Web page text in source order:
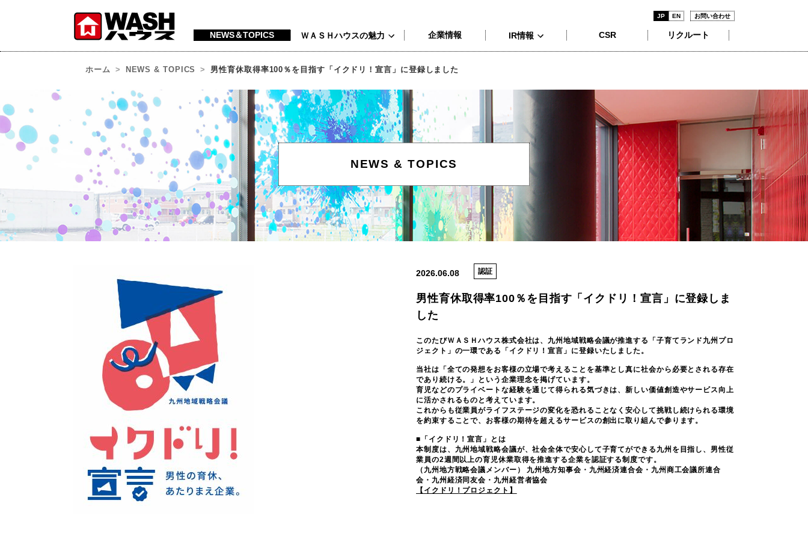
JP EN お問い合わせ
NEWS＆TOPICS ＷＡＳＨハウスの魅力 企業情報 IR情報 CSR リクルート
ホーム NEWS & TOPICS 男性育休取得率100％を目指す「イクドリ！宣言」に登録しました
NEWS & TOPICS
2026.06.08 認証
男性育休取得率100％を目指す「イクドリ！宣言」に登録しま
した
このたびＷＡＳＨハウス株式会社は、九州地域戦略会議が推進する「子育てランド九州プロ
ジェクト」の一環である「イクドリ！宣言」に登録いたしました。
当社は「全ての発想をお客様の立場で考えることを基準とし真に社会から必要とされる存在
であり続ける。」という企業理念を掲げています。
育児などのプライベートな経験を通じて得られる気づきは、新しい価値創造やサービス向上
に活かされるものと考えています。
これからも従業員がライフステージの変化を恐れることなく安心して挑戦し続けられる環境
を約束することで、お客様の期待を超えるサービスの創出に取り組んで参ります。
■「イクドリ！宣言」とは
本制度は、九州地域戦略会議が、社会全体で安心して子育てができる九州を目指し、男性従
業員の2週間以上の育児休業取得を推進する企業を認証する制度です。
（九州地方戦略会議メンバー） 九州地方知事会・九州経済連合会・九州商工会議所連合
会・九州経済同友会・九州経営者協会
【イクドリ！プロジェクト】